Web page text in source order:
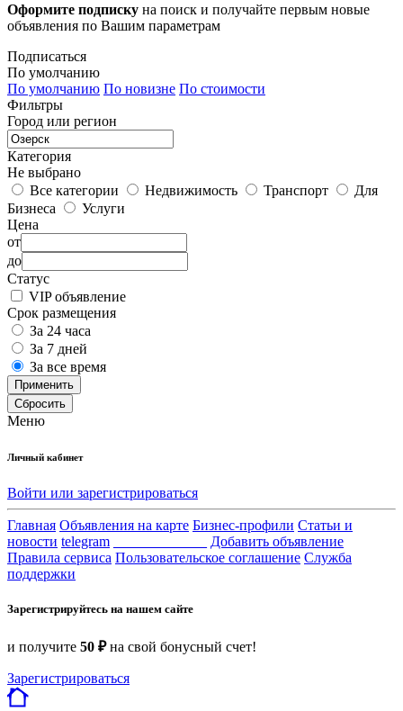
Оформите подписку на поиск и получайте первым новые
объявления по Вашим параметрам
Подписаться
По умолчанию
По умолчанию По новизне По стоимости
Фильтры
Город или регион
Категория
Не выбрано
Все категории
Недвижимость Транспорт
Для
Бизнеса
Услуги
Цена
от
до
Статус
VIP объявление
Срок размещения
За 24 часа
За 7 дней
За все время
Применить
Сбросить
Меню
Личный кабинет
Войти или зарегистрироваться
Главная Объявления на карте Бизнес-профили Статьи и
новости telegram
Добавить объявление
Правила сервиса Пользовательское соглашение Служба
поддержки
Зарегистрируйтесь на нашем сайте
и получите 50 ₽на свой бонусный счет!
Зарегистрироваться